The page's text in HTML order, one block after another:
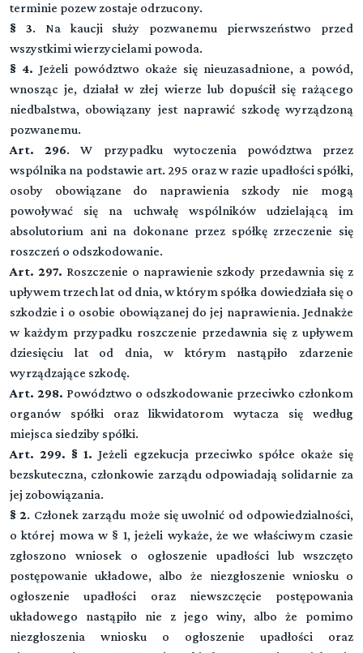
terminie pozew zostaje odrzucony.
§ 3. Na kaucji służy pozwanemu pierwszeństwo przed
wszystkimi wierzycielami powoda.
§ 4. Jeżeli powództwo okaże się nieuzasadnione, a powód,
wnosząc je, działał w złej wierze lub dopuścił się rażącego
niedbalstwa, obowiązany jest naprawić szkodę wyrządzoną
pozwanemu.
Art. 296. W przypadku wytoczenia powództwa przez
wspólnika na podstawie art. 295 oraz w razie upadłości spółki,
osoby obowiązane do naprawienia szkody nie mogą
powoływać się na uchwałę wspólników udzielającą im
absolutorium ani na dokonane przez spółkę zrzeczenie się
roszczeń o odszkodowanie.
Art. 297. Roszczenie o naprawienie szkody przedawnia się z
upływem trzech lat od dnia, w którym spółka dowiedziała się o
szkodzie i o osobie obowiązanej do jej naprawienia. Jednakże
w każdym przypadku roszczenie przedawnia się z upływem
dziesięciu lat od dnia, w którym nastąpiło zdarzenie
wyrządzające szkodę.
Art. 298. Powództwo o odszkodowanie przeciwko członkom
organów spółki oraz likwidatorom wytacza się według
miejsca siedziby spółki.
Art. 299. § 1. Jeżeli egzekucja przeciwko spółce okaże się
bezskuteczna, członkowie zarządu odpowiadają solidarnie za
jej zobowiązania.
§ 2. Członek zarządu może się uwolnić od odpowiedzialności,
o której mowa w § 1, jeżeli wykaże, że we właściwym czasie
zgłoszono wniosek o ogłoszenie upadłości lub wszczęto
postępowanie układowe, albo że niezgłoszenie wniosku o
ogłoszenie upadłości oraz niewszczęcie postępowania
układowego nastąpiło nie z jego winy, albo że pomimo
niezgłoszenia wniosku o ogłoszenie upadłości oraz